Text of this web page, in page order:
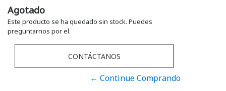
Agotado
Este producto se ha quedado sin stock. Puedes
preguntarnos por el.
CONTÁCTANOS
← Continue Comprando